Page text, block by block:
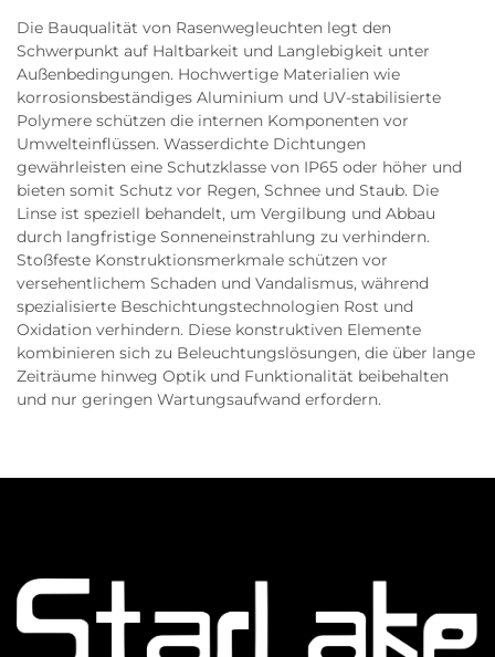
Die Bauqualität von Rasenwegleuchten legt den
Schwerpunkt auf Haltbarkeit und Langlebigkeit unter
Außenbedingungen. Hochwertige Materialien wie
korrosionsbeständiges Aluminium und UV-stabilisierte
Polymere schützen die internen Komponenten vor
Umwelteinflüssen. Wasserdichte Dichtungen
gewährleisten eine Schutzklasse von IP65 oder höher und
bieten somit Schutz vor Regen, Schnee und Staub. Die
Linse ist speziell behandelt, um Vergilbung und Abbau
durch langfristige Sonneneinstrahlung zu verhindern.
Stoßfeste Konstruktionsmerkmale schützen vor
versehentlichem Schaden und Vandalismus, während
spezialisierte Beschichtungstechnologien Rost und
Oxidation verhindern. Diese konstruktiven Elemente
kombinieren sich zu Beleuchtungslösungen, die über lange
Zeiträume hinweg Optik und Funktionalität beibehalten
und nur geringen Wartungsaufwand erfordern.